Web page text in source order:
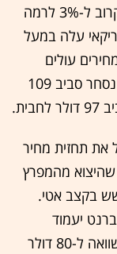
למעבר כלי שיט. נפט מסוג ברנט עלה בקרוב ל-3% לרמה
עלה במעל
המחירים עולים
בכ-1% נוסף, כך שמחיר נפט מסוג ברנט נסחר סביב 109
את תחזית מחיר
מהמפרץ
בקצב אטי.
יעמוד
בממוצע על 90 דולר ברבעון הרביעי, בהשוואה ל-80 דולר